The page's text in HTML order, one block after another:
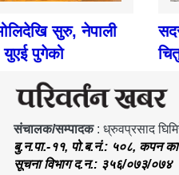
सुरु, नेपाली
पुगेको
संचालक/सम्पादक: ध्रुवप्रसाद
बु.न.पा.-११, पो.ब.नं.: ५०८, कपन
सूचना विभाग द.न.: ३५६/०७३/०७४